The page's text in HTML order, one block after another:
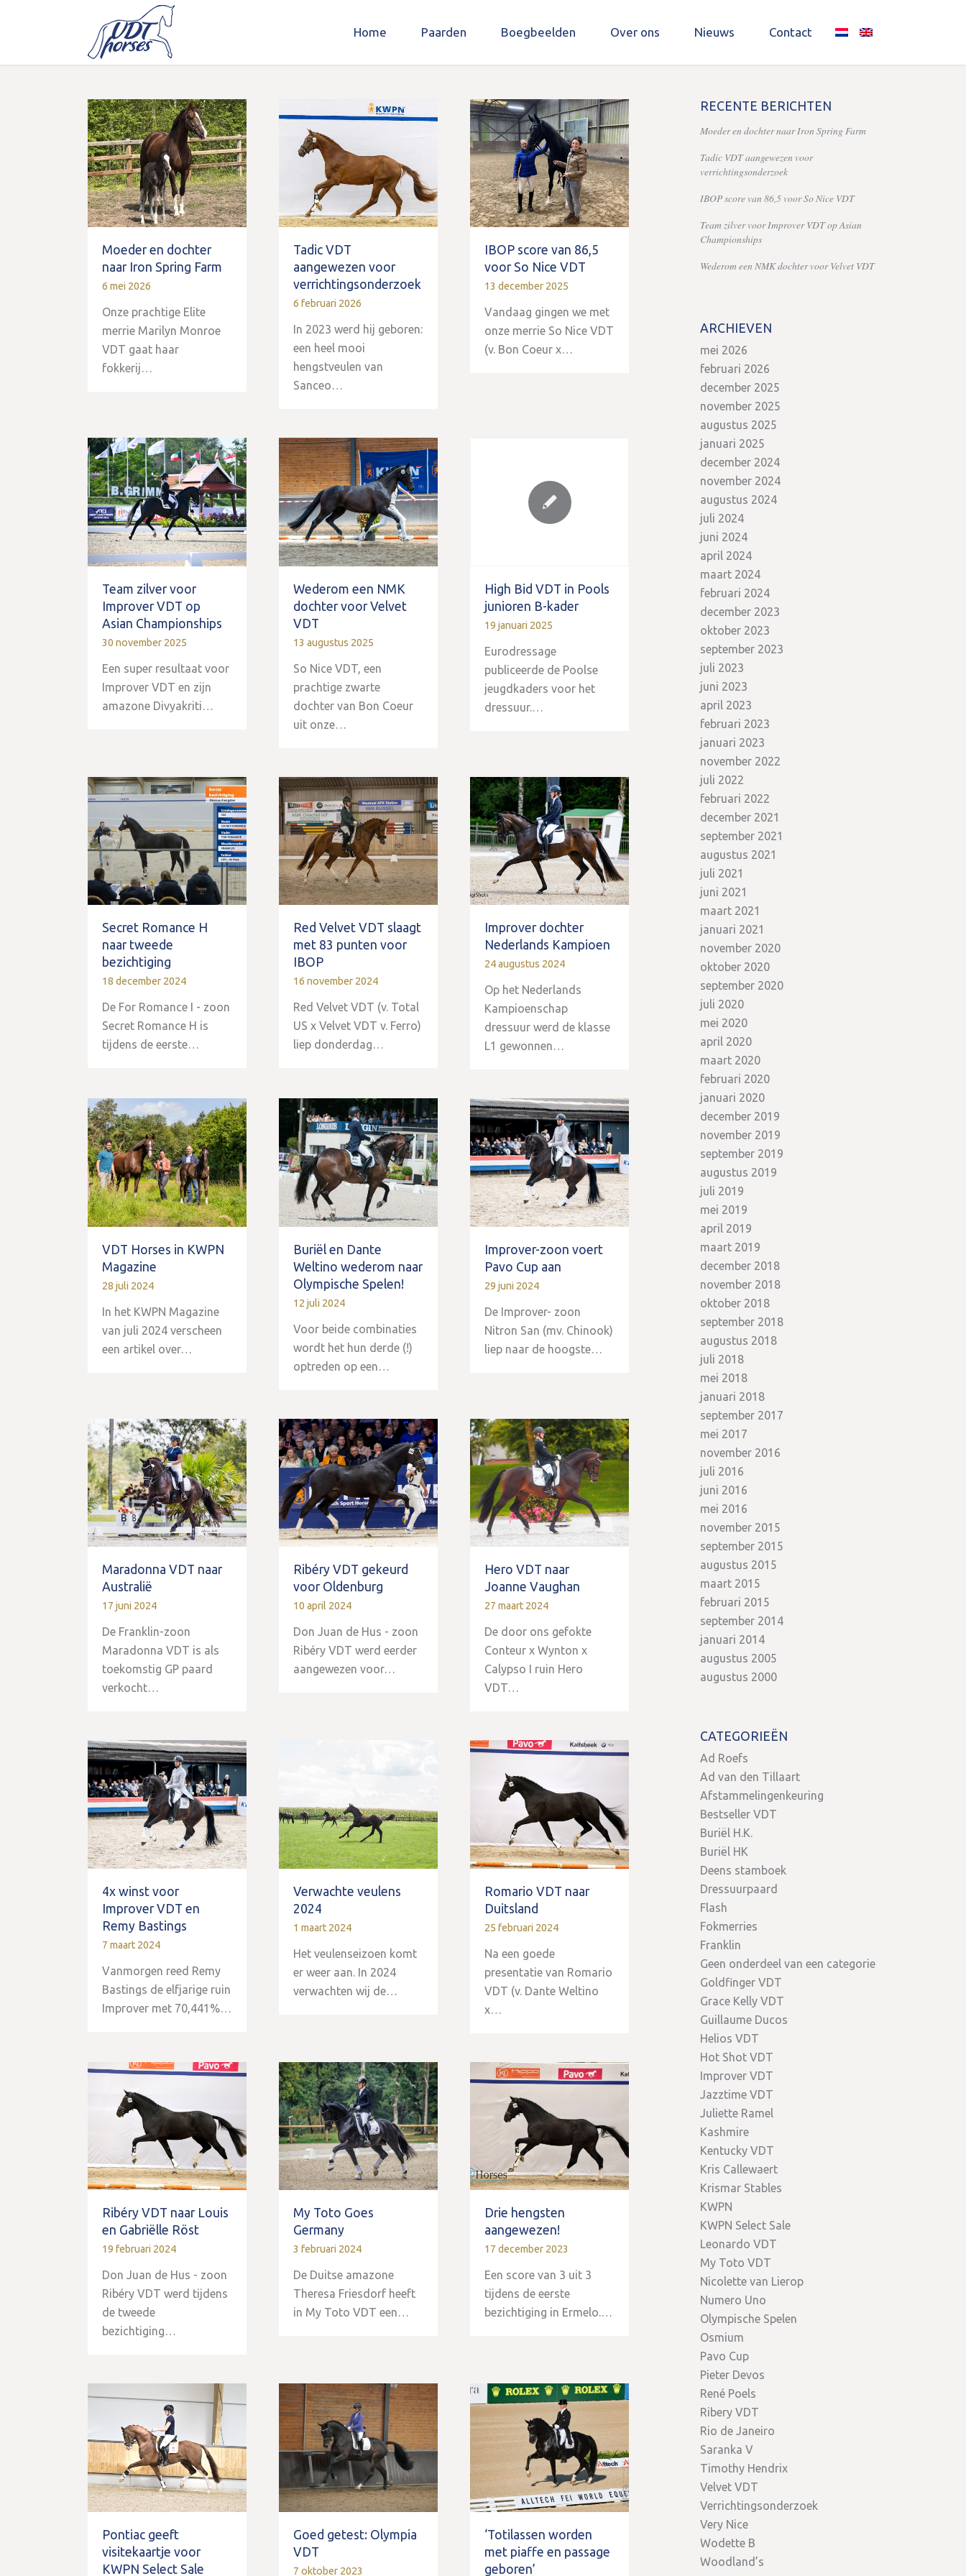
Home Paarden Boegbeelden Over ons Nieuws Contact
Moeder en dochter
naar Iron Spring Farm
6 mei 2026
Onze prachtige Elite
merrie Marilyn Monroe
VDT gaat haar
fokkerij…
Tadic VDT
aangewezen voor
verrichtingsonderzoek
6 februari 2026
In 2023 werd hij geboren:
een heel mooi
hengstveulen van
Sanceo…
IBOP score van 86,5
voor So Nice VDT
13 december 2025
Vandaag gingen we met
onze merrie So Nice VDT
(v. Bon Coeur x…
Team zilver voor
Improver VDT op
Asian Championships
30 november 2025
Een super resultaat voor
Improver VDT en zijn
amazone Divyakriti…
Wederom een NMK
dochter voor Velvet
VDT
13 augustus 2025
So Nice VDT, een
prachtige zwarte
dochter van Bon Coeur
uit onze…
High Bid VDT in Pools
junioren B-kader
19 januari 2025
Eurodressage
publiceerde de Poolse
jeugdkaders voor het
dressuur.…
Secret Romance H
naar tweede
bezichtiging
18 december 2024
De For Romance I - zoon
Secret Romance H is
tijdens de eerste…
Red Velvet VDT slaagt
met 83 punten voor
IBOP
16 november 2024
Red Velvet VDT (v. Total
US x Velvet VDT v. Ferro)
liep donderdag…
Improver dochter
Nederlands Kampioen
24 augustus 2024
Op het Nederlands
Kampioenschap
dressuur werd de klasse
L1 gewonnen…
VDT Horses in KWPN
Magazine
28 juli 2024
In het KWPN Magazine
van juli 2024 verscheen
een artikel over…
Buriël en Dante
Weltino wederom naar
Olympische Spelen!
12 juli 2024
Voor beide combinaties
wordt het hun derde (!)
optreden op een…
Improver-zoon voert
Pavo Cup aan
29 juni 2024
De Improver- zoon
Nitron San (mv. Chinook)
liep naar de hoogste…
Maradonna VDT naar
Australië
17 juni 2024
De Franklin-zoon
Maradonna VDT is als
toekomstig GP paard
verkocht…
Ribéry VDT gekeurd
voor Oldenburg
10 april 2024
Don Juan de Hus - zoon
Ribéry VDT werd eerder
aangewezen voor…
Hero VDT naar
Joanne Vaughan
27 maart 2024
De door ons gefokte
Conteur x Wynton x
Calypso I ruin Hero
VDT…
4x winst voor
Improver VDT en
Remy Bastings
7 maart 2024
Vanmorgen reed Remy
Bastings de elfjarige ruin
Improver met 70,441%…
Verwachte veulens
2024
1 maart 2024
Het veulenseizoen komt
er weer aan. In 2024
verwachten wij de…
Romario VDT naar
Duitsland
25 februari 2024
Na een goede
presentatie van Romario
VDT (v. Dante Weltino
x…
Ribéry VDT naar Louis
en Gabriëlle Röst
19 februari 2024
Don Juan de Hus - zoon
Ribéry VDT werd tijdens
de tweede
bezichtiging…
My Toto Goes
Germany
3 februari 2024
De Duitse amazone
Theresa Friesdorf heeft
in My Toto VDT een…
Drie hengsten
aangewezen!
17 december 2023
Een score van 3 uit 3
tijdens de eerste
bezichtiging in Ermelo.…
Pontiac geeft
visitekaartje voor
KWPN Select Sale
Goed getest: Olympia
VDT
7 oktober 2023
‘Totilassen worden
met piaffe en passage
geboren’
RECENTE BERICHTEN
Moeder en dochter naar Iron Spring Farm
Tadic VDT aangewezen voor
verrichtingsonderzoek
IBOP score van 86,5 voor So Nice VDT
Team zilver voor Improver VDT op Asian
Championships
Wederom een NMK dochter voor Velvet VDT
ARCHIEVEN
mei 2026
februari 2026
december 2025
november 2025
augustus 2025
januari 2025
december 2024
november 2024
augustus 2024
juli 2024
juni 2024
april 2024
maart 2024
februari 2024
december 2023
oktober 2023
september 2023
juli 2023
juni 2023
april 2023
februari 2023
januari 2023
november 2022
juli 2022
februari 2022
december 2021
september 2021
augustus 2021
juli 2021
juni 2021
maart 2021
januari 2021
november 2020
oktober 2020
september 2020
juli 2020
mei 2020
april 2020
maart 2020
februari 2020
januari 2020
december 2019
november 2019
september 2019
augustus 2019
juli 2019
mei 2019
april 2019
maart 2019
december 2018
november 2018
oktober 2018
september 2018
augustus 2018
juli 2018
mei 2018
januari 2018
september 2017
mei 2017
november 2016
juli 2016
juni 2016
mei 2016
november 2015
september 2015
augustus 2015
maart 2015
februari 2015
september 2014
januari 2014
augustus 2005
augustus 2000
CATEGORIEËN
Ad Roefs
Ad van den Tillaart
Afstammelingenkeuring
Bestseller VDT
Buriël H.K.
Buriël HK
Deens stamboek
Dressuurpaard
Flash
Fokmerries
Franklin
Geen onderdeel van een categorie
Goldfinger VDT
Grace Kelly VDT
Guillaume Ducos
Helios VDT
Hot Shot VDT
Improver VDT
Jazztime VDT
Juliette Ramel
Kashmire
Kentucky VDT
Kris Callewaert
Krismar Stables
KWPN
KWPN Select Sale
Leonardo VDT
My Toto VDT
Nicolette van Lierop
Numero Uno
Olympische Spelen
Osmium
Pavo Cup
Pieter Devos
René Poels
Ribery VDT
Rio de Janeiro
Saranka V
Timothy Hendrix
Velvet VDT
Verrichtingsonderzoek
Very Nice
Wodette B
Woodland’s